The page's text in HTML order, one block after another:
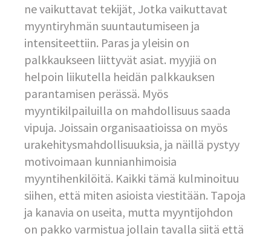
ne vaikuttavat tekijät, Jotka vaikuttavat
myyntiryhmän suuntautumiseen ja
intensiteettiin. Paras ja yleisin on
palkkaukseen liittyvät asiat. myyjiä on
helpoin liikutella heidän palkkauksen
parantamisen perässä. Myös
myyntikilpailuilla on mahdollisuus saada
vipuja. Joissain organisaatioissa on myös
urakehitysmahdollisuuksia, ja näillä pystyy
motivoimaan kunnianhimoisia
myyntihenkilöitä. Kaikki tämä kulminoituu
siihen, että miten asioista viestitään. Tapoja
ja kanavia on useita, mutta myyntijohdon
on pakko varmistua jollain tavalla siitä että